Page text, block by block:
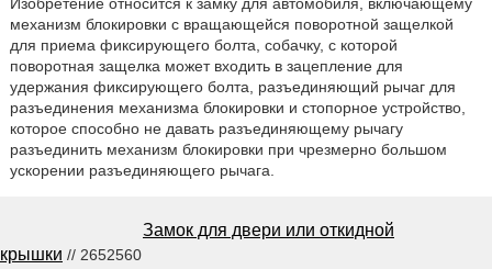
Изобретение относится к замку для автомобиля, включающему
механизм блокировки с вращающейся поворотной защелкой
для приема фиксирующего болта, собачку, с которой
поворотная защелка может входить в зацепление для
удержания фиксирующего болта, разъединяющий рычаг для
разъединения механизма блокировки и стопорное устройство,
которое способно не давать разъединяющему рычагу
разъединить механизм блокировки при чрезмерно большом
ускорении разъединяющего рычага.
Замок для двери или откидной
крышки // 2652560